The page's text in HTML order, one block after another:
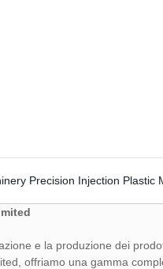
e la produzione dei
offriamo una gamma